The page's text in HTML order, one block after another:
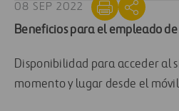
08 SEP 2022
Beneficios para el empleado de
Disponibilidad para acceder al
momento y lugar desde el